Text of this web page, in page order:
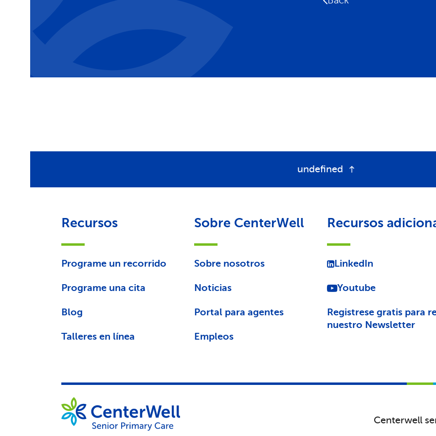
undefined
Recursos
Programe un recorrido
Programe una cita
Blog
Talleres en línea
Sobre CenterWell
Sobre nosotros
Noticias
Portal para agentes
Empleos
Recursos
LinkedIn
Youtube
Registrese gratis para
nuestro Newsletter
Centerwell